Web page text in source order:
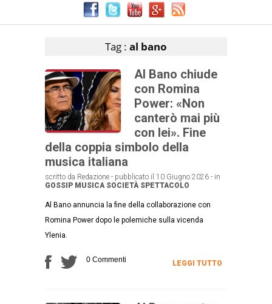
Tag : al bano
Al Bano chiude
con Romina
Power: «Non
canterò mai più
con lei». Fine
della coppia simbolo della
musica italiana
scritto da Redazione - pubblicato il 10 Giugno 2026 - in
GOSSIP MUSICA SOCIETÀ SPETTACOLO
Al Bano annuncia la fine della collaborazione con
Romina Power dopo le polemiche sulla vicenda
Ylenia.
0 Commenti LEGGI TUTTO